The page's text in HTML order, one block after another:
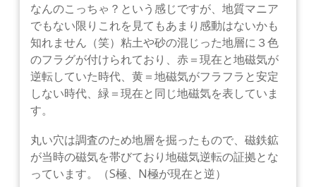
なんのこっちゃ？という感じですが、地質マニア
でもない限りこれを見てもあまり感動はないかも
知れません（笑）粘土や砂の混じった地層に３色
のフラグが付けられており、赤＝現在と地磁気が
逆転していた時代、黄＝地磁気がフラフラと安定
しない時代、緑＝現在と同じ地磁気を表していま
す。
丸い穴は調査のため地層を掘ったもので、磁鉄鉱
が当時の磁気を帯びており地磁気逆転の証拠とな
っています。（S極、N極が現在と逆）